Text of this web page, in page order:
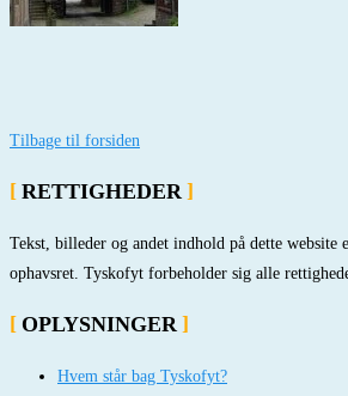
Tilbage til forsiden
RETTIGHEDER
Tekst, billeder og andet indhold på dette website
ophavsret. Tyskofyt forbeholder sig alle
OPLYSNINGER
Hvem står bag Tyskofyt?